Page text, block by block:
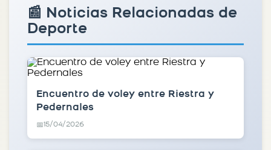
📰 Noticias Relacionadas de
Deporte
Encuentro de voley entre Riestra y
Pedernales
📅15/04/2026